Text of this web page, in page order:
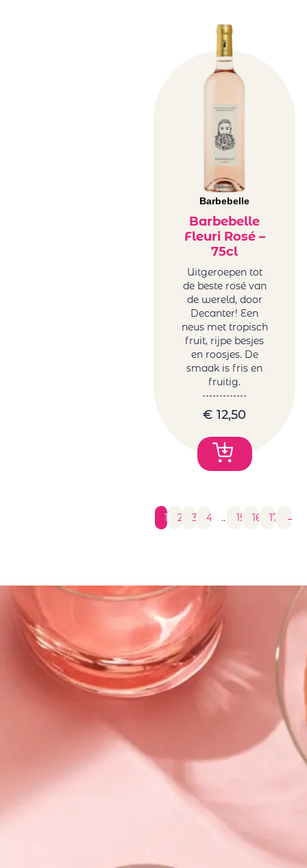
Barbebelle
Barbebelle
Fleuri Rosé –
75cl
Uitgeroepen tot
de beste rosé van
de wereld, door
Decanter! Een
neus met tropisch
fruit, rijpe besjes
en roosjes. De
smaak is fris en
fruitig.
€ 12,50
1 2 3 4 … 15 16 17 →